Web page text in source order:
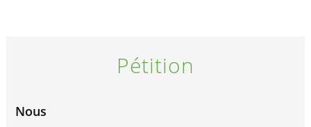
Pétition
Nous